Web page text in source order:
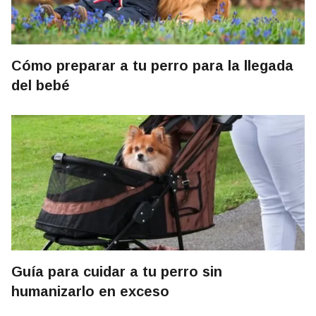
Cómo preparar a tu perro para la llegada
del bebé
Guía para cuidar a tu perro sin
humanizarlo en exceso